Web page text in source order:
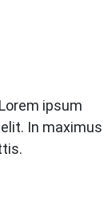
ipsum
In maximus